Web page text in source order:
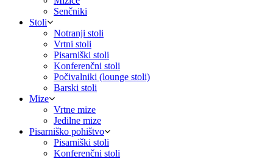
Senčniki
Stoli
Notranji stoli
Vrtni stoli
Pisarniški stoli
Konferenčni stoli
Počivalniki (lounge stoli)
Barski stoli
Mize
Vrtne mize
Jedilne mize
Pisarniško pohištvo
Pisarniški stoli
Konferenčni stoli